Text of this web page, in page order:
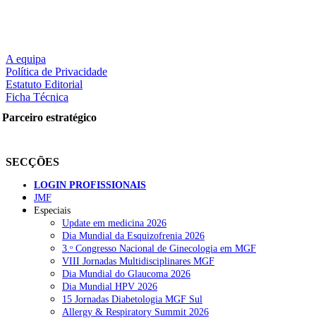
A equipa
Política de Privacidade
Estatuto Editorial
Ficha Técnica
Parceiro estratégico
SECÇÕES
LOGIN PROFISSIONAIS
JMF
Especiais
Update em medicina 2026
Dia Mundial da Esquizofrenia 2026
3.ᵒ Congresso Nacional de Ginecologia em MGF
VIII Jornadas Multidisciplinares MGF
Dia Mundial do Glaucoma 2026
Dia Mundial HPV 2026
15 Jornadas Diabetologia MGF Sul
Allergy & Respiratory Summit 2026